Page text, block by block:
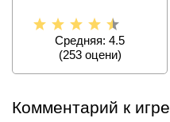
Средняя: 4.5
(253оцени)
Комментарий к игре